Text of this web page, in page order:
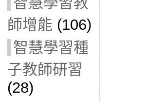
師增能 (106)
智慧學習種
子教師研習
(28)